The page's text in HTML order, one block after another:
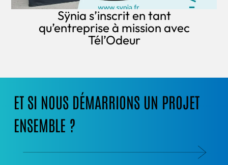
Sÿnia s’inscrit en tant
qu’entreprise à mission avec
Tél’Odeur
ET SI NOUS DÉMARRIONS UN PROJET
ENSEMBLE ?